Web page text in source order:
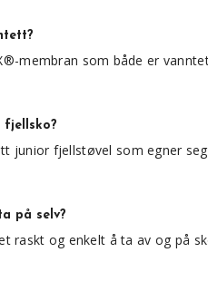
membran som både er
fjellsko?
junior fjellstøvel som egner
på selv?
raskt og enkelt å ta av og på